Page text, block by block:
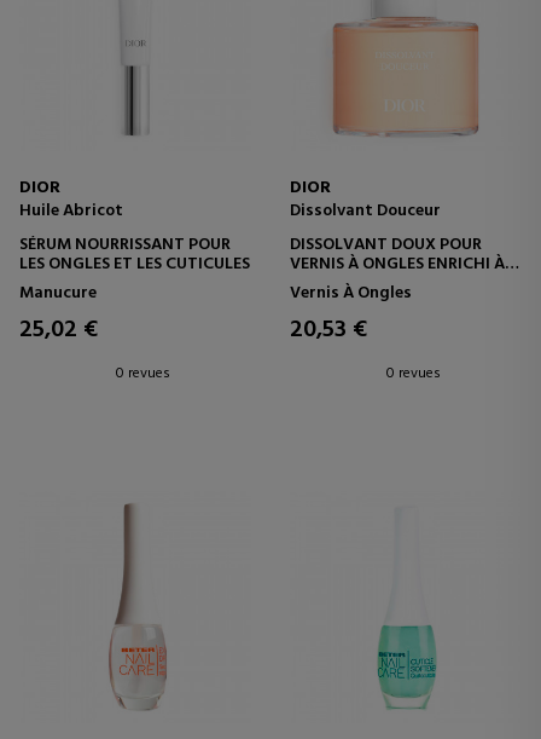
DIOR
Huile Abricot
SÉRUM NOURRISSANT POUR
LES ONGLES ET LES CUTICULES
Manucure
25,02 €
0 revues
DIOR
Dissolvant Douceur
DISSOLVANT DOUX POUR
VERNIS À ONGLES ENRICHI À
L'EXTRAIT D'ABRICOT
Vernis À Ongles
20,53 €
0 revues